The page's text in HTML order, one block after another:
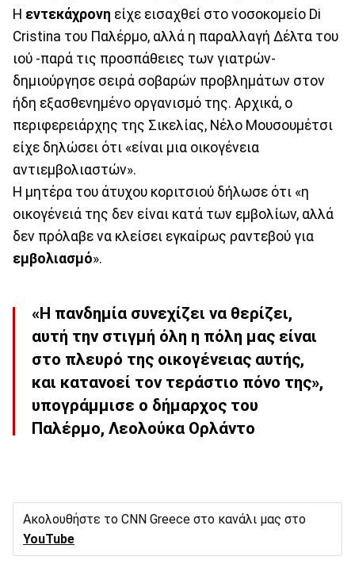
Η εντεκάχρονη είχε εισαχθεί στο νοσοκομείο Di
Cristina του Παλέρμο, αλλά η παραλλαγή Δέλτα του
ιού -παρά τις προσπάθειες των γιατρών-
δημιούργησε σειρά σοβαρών προβλημάτων στον
ήδη εξασθενημένο οργανισμό της. Αρχικά, ο
περιφερειάρχης της Σικελίας, Νέλο Μουσουμέτσι
είχε δηλώσει ότι «είναι μια οικογένεια
αντιεμβολιαστών».
Η μητέρα του άτυχου κοριτσιού δήλωσε ότι «η
οικογένειά της δεν είναι κατά των εμβολίων, αλλά
δεν πρόλαβε να κλείσει εγκαίρως ραντεβού για
εμβολιασμό».
«Η πανδημία συνεχίζει να θερίζει,
αυτή την στιγμή όλη η πόλη μας είναι
στο πλευρό της οικογένειας αυτής,
και κατανοεί τον τεράστιο πόνο της»,
υπογράμμισε ο δήμαρχος του
Παλέρμο, Λεολούκα Ορλάντο
Ακολουθήστε το CNN Greece στο κανάλι μας στο
YouTube